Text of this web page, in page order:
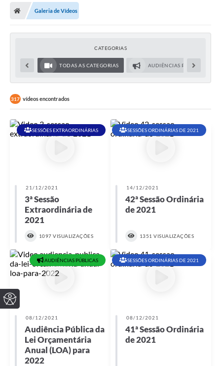
Galeria de Vídeos
CATEGORIAS
TODAS AS CATEGORIAS AUDIÊNCIAS PÚBLICAS
317 vídeos encontrados
SESSÕES EXTRAORDINÁRIAS
21/12/2021
3ª Sessão
Extraordinária de
2021
1097 VISUALIZAÇÕES
SESSÕES ORDINÁRIAS DE 2021
14/12/2021
42ª Sessão Ordinária
de 2021
1351 VISUALIZAÇÕES
AUDIÊNCIAS PÚBLICAS
08/12/2021
Audiência Pública da
Lei Orçamentária
Anual (LOA) para
2022
SESSÕES ORDINÁRIAS DE 2021
08/12/2021
41ª Sessão Ordinária
de 2021